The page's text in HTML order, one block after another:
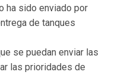
ha sido enviado por
de tanques
se puedan enviar las
las prioridades de